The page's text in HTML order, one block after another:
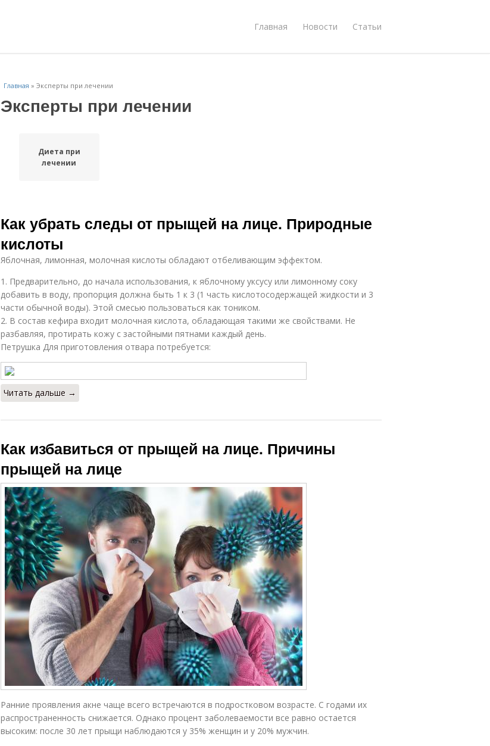
Главная Новости Статьи
Главная » Эксперты при лечении
Эксперты при лечении
Диета при
лечении
Как убрать следы от прыщей на лице. Природные
кислоты
Яблочная, лимонная, молочная кислоты обладают отбеливающим эффектом.
1. Предварительно, до начала использования, к яблочному уксусу или лимонному соку
добавить в воду, пропорция должна быть 1 к 3 (1 часть кислотосодержащей жидкости и 3
части обычной воды). Этой смесью пользоваться как тоником.
2. В состав кефира входит молочная кислота, обладающая такими же свойствами. Не
разбавляя, протирать кожу с застойными пятнами каждый день.
Петрушка Для приготовления отвара потребуется:
Читать дальше →
Как избавиться от прыщей на лице. Причины
прыщей на лице
Ранние проявления акне чаще всего встречаются в подростковом возрасте. С годами их
распространенность снижается. Однако процент заболеваемости все равно остается
высоким: после 30 лет прыщи наблюдаются у 35% женщин и у 20% мужчин.